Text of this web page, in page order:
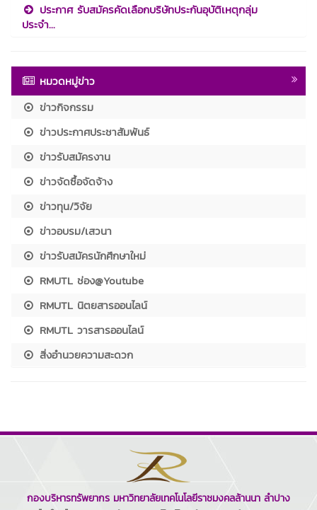
ประกาศ รับสมัครคัดเลือกบริษัทประกันอุบัติเหตุกลุ่ม
ประจำ...
หมวดหมู่ข่าว
ข่าวกิจกรรม
ข่าวประกาศประชาสัมพันธ์
ข่าวรับสมัครงาน
ข่าวจัดซื้อจัดจ้าง
ข่าวทุน/วิจัย
ข่าวอบรม/เสวนา
ข่าวรับสมัครนักศึกษาใหม่
RMUTL ช่อง@Youtube
RMUTL นิตยสารออนไลน์
RMUTL วารสารออนไลน์
สิ่งอำนวยความสะดวก
กองบริหารทรัพยากร มหาวิทยาลัยเทคโนโลยีราชมงคลล้านนา ลำปาง